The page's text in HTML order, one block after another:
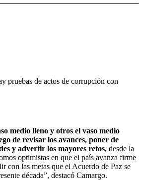
pruebas de actos de corrupción con
medio lleno y otros el vaso medio
de revisar los avances, poner de
y advertir los mayores retos, desde la
optimistas en que el país avanza firme
con las metas que el Acuerdo de Paz se
década”, destacó Camargo.